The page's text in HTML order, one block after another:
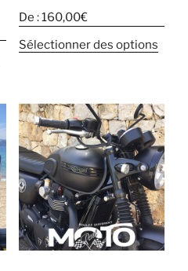
De :160,00€
Sélectionner des options